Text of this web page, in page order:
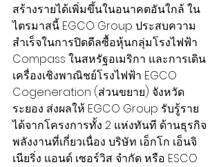
สร้างรายได้เพิ่มขึ้นในอนาคตอันใกล้ ใน
ไตรมาสนี้ EGCO Group ประสบความ
สำเร็จในการปิดดีลซื้อหุ้นกลุ่มโรงไฟฟ้า
Compass ในสหรัฐอเมริกา และการเดิน
เครื่องเชิงพาณิชย์โรงไฟฟ้า EGCO
Cogeneration (ส่วนขยาย) จังหวัด
ระยอง ส่งผลให้ EGCO Group รับรู้ราย
ได้จากโครงการทั้ง 2 แห่งทันที ด้านธุรกิจ
พลังงานที่เกี่ยวเนื่อง บริษัท เอ็กโก เอ็นจิ
เนียริ่ง แอนด์ เซอร์วิส จำกัด หรือ ESCO